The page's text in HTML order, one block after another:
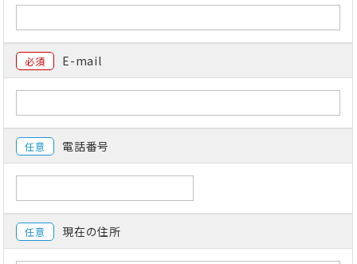
必須 E-mail
任意 電話番号
任意 現在の住所